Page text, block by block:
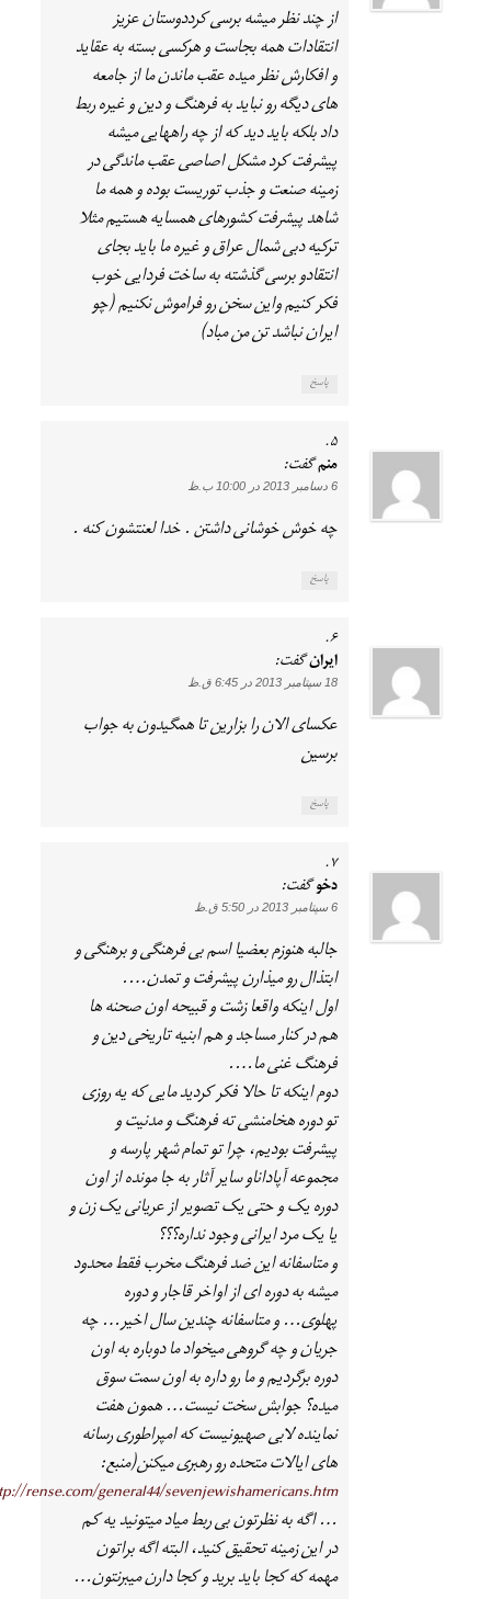
از چند نظر میشه برسی کرددوستان عزیز
انتقادات همه بجاست و هرکسی بسته به عقاید
و افکارش نظر میده عقب ماندن ما از جامعه
های دیگه رو نباید به فرهنگ و دین و غیره ربط
داد بلکه باید دید که از چه راههایی میشه
پیشرفت کرد مشکل اصاصی عقب ماندگی در
زمینه صنعت و جذب توریست بوده و همه ما
شاهد پیشرفت کشورهای همسایه هستیم مثلا
ترکیه دبی شمال عراق و غیره ما باید بجای
انتقادو برسی گذشته به ساخت فردایی خوب
فکر کنیم واین سخن رو فراموش نکنیم (چو
ایران نباشد تن من مباد)
پاسخ
منمگفت:
6 دسامبر 2013 در 10:00 ب.ظ
چه خوش خوشانی داشتن . خدا لعنتشون کنه .
پاسخ
ایرانگفت:
18 سپتامبر 2013 در 6:45 ق.ظ
عکسای الان را بزارین تا همگیدون به جواب
برسین
پاسخ
دخوگفت:
6 سپتامبر 2013 در 5:50 ق.ظ
جالبه هنوزم بعضیا اسم بی فرهنگی و برهنگی و
ابتذال رو میذارن پیشرفت و تمدن….
اول اینکه واقعا زشت و قبیحه اون صحنه ها
هم در کنار مساجد و هم ابنیه تاریخی دین و
فرهنگ غنی ما….
دوم اینکه تا حالا فکر کردید مایی که یه روزی
تو دوره هخامنشی ته فرهنگ و مدنیت و
پیشرفت بودیم، چرا تو تمام شهر پارسه و
مجموعه آپاداناو سایر آثار به جا مونده از اون
دوره یک و حتی یک تصویر از عریانی یک زن و
یا یک مرد ایرانی وجود نداره؟؟؟
و متاسفانه این ضد فرهنگ مخرب فقط محدود
میشه به دوره ای از اواخر قاجار و دوره
پهلوی… و متاسفانه چندین سال اخیر… چه
جریان و چه گروهی میخواد ما دوباره به اون
دوره برگردیم و ما رو داره به اون سمت سوق
میده؟ جوابش سخت نیست… همون هفت
نماینده لابی صهیونیست که امپراطوری رسانه
های ایالات متحده رو رهبری میکنن(منبع:
rense.com/general44/sevenjewishamericans.htm
… اگه به نظرتون بی ربط میاد میتونید یه کم
در این زمینه تحقیق کنید، البته اگه براتون
مهمه که کجا باید برید و کجا دارن میبرنتون…